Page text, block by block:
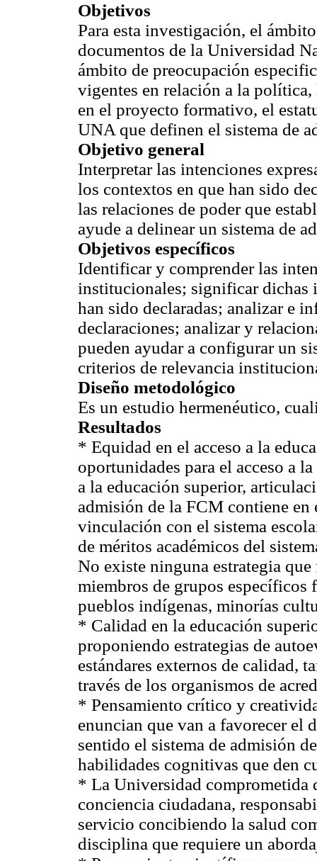
Objetivos
Para esta investigación, el
documentos de la Universidad
ámbito de preocupación
vigentes en relación a la
en el proyecto formativo, el
UNA que definen el sistema de
Objetivo general
Interpretar las intenciones
los contextos en que han sido
las relaciones de poder que
ayude a delinear un sistema de
Objetivos específicos
Identificar y comprender las
institucionales; significar dichas
han sido declaradas; analizar e
declaraciones; analizar y
pueden ayudar a configurar un
criterios de relevancia
Diseño metodológico
Es un estudio hermenéutico,
Resultados
* Equidad en el acceso a la
oportunidades para el acceso a
a la educación superior,
admisión de la FCM contiene
vinculación con el sistema
de méritos académicos del
No existe ninguna estrategia
miembros de grupos específicos
pueblos indígenas, minorías
* Calidad en la educación
proponiendo estrategias de
estándares externos de calidad,
través de los organismos de
* Pensamiento crítico y
enuncian que van a favorecer el
sentido el sistema de admisión
habilidades cognitivas que den
* La Universidad comprometida
conciencia ciudadana,
servicio concibiendo la salud
disciplina que requiere un